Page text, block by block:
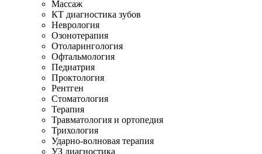
Массаж
КТ диагностика зубов
Неврология
Озонотерапия
Отоларингология
Офтальмология
Педиатрия
Проктология
Рентген
Стоматология
Терапия
Травматология и ортопедия
Трихология
Ударно-волновая терапия
УЗ диагностика